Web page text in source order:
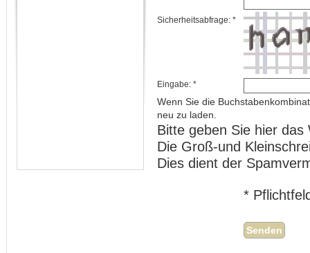
Sicherheitsabfrage: *
Eingabe: *
Wenn Sie die
neu zu laden.
Bitte geben Sie hier
Die Groß-und
Dies dient der
*